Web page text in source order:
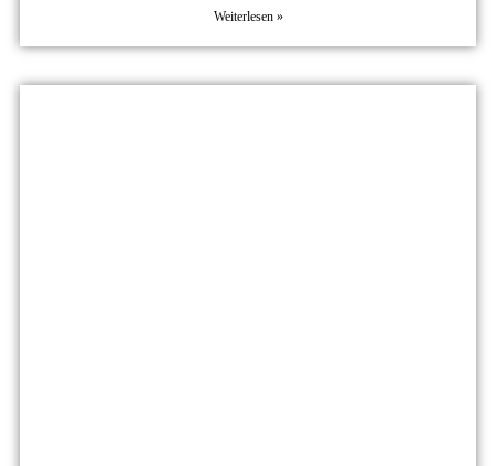
Weiterlesen »